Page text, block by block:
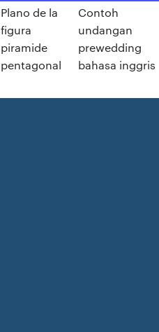
Plano de la
figura
piramide
pentagonal
Contoh
undangan
prewedding
bahasa inggris